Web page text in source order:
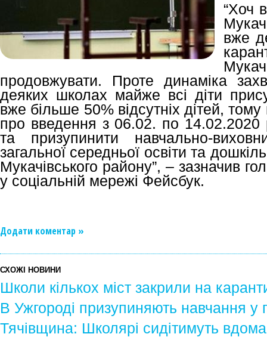
“Хоч
вже
продовжувати. Проте динаміка
деяких школах майже всі діти
вже більше 50% відсутніх дітей,
про введення з 06.02. по 14.02.2020
та призупинити навчально-
загальної середньої освіти та
Мукачівського району”, – зазначив
у соціальній мережі Фейсбук.
Додати коментар »
СХОЖІ НОВИНИ
Школи кількох міст закрили на
В Ужгороді призупиняють навчання у
Тячівщина: Школярі сидітимуть вдома